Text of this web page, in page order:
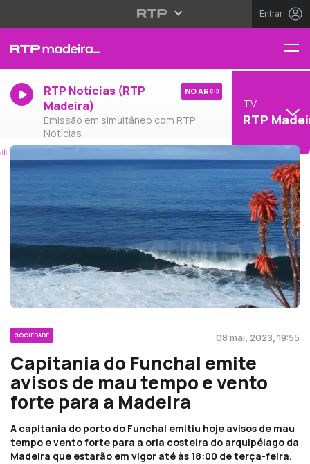
Entrar
RTP Notícias (RTP
Madeira)
Emissão em simultâneo com RTP
Notícias
NO AR
TV
RTP
SOCIEDADE 08 mai, 2023, 19:55
Capitania do Funchal emite
avisos de mau tempo e vento
forte para a Madeira
A capitania do porto do Funchal emitiu hoje avisos de mau
tempo e vento forte para a orla costeira do arquipélago da
Madeira que estarão em vigor até às 18:00 de terça-feira.